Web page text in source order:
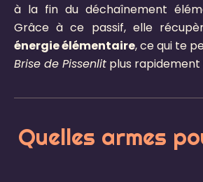
à la fin du déchaînement
Grâce à ce passif, elle
énergie élémentaire, ce qui te
Brise de Pissenlit plus rapidement
Quelles armes